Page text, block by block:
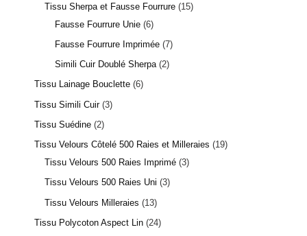
1 avis
Tissu Sherpa et Fausse Fourrure 15
Fausse Fourrure Unie 6
Fausse Fourrure Imprimée 7
Simili Cuir Doublé Sherpa 2
Tissu Lainage Bouclette 6
Tissu Simili Cuir 3
Tissu Suédine 2
Tissu Velours Côtelé 500 Raies et Milleraies
19
Tissu Velours 500 Raies Imprimé 3
Tissu Velours 500 Raies Uni 3
Tissu Velours Milleraies
13
Tissu Polycoton Aspect Lin 24